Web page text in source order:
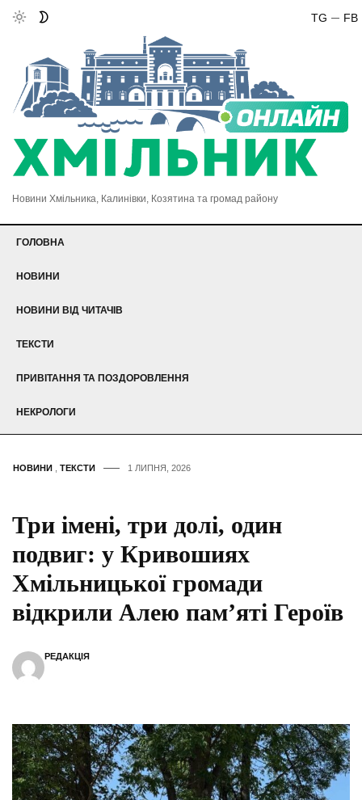
FB
TG
Новини Хмільника, Калинівки, Козятина та громад району
ГОЛОВНА
НОВИНИ
НОВИНИ ВІД ЧИТАЧІВ
ТЕКСТИ
ПРИВІТАННЯ ТА ПОЗДОРОВЛЕННЯ
НЕКРОЛОГИ
НОВИНИ ТЕКСТИ 1 ЛИПНЯ, 2026
Три імені, три долі, один
подвиг: у Кривошиях
Хмільницької громади
відкрили Алею пам’яті Героїв
РЕДАКЦІЯ